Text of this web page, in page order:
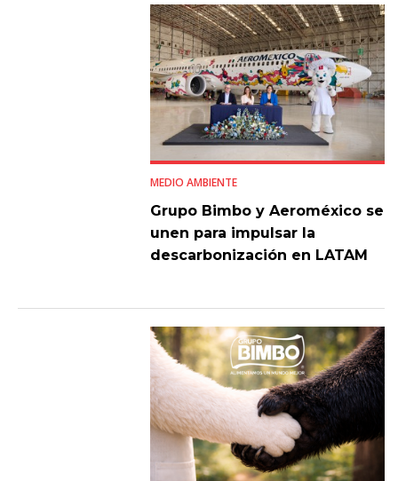
MEDIO AMBIENTE
Grupo Bimbo y Aeroméxico se
unen para impulsar la
descarbonización en LATAM